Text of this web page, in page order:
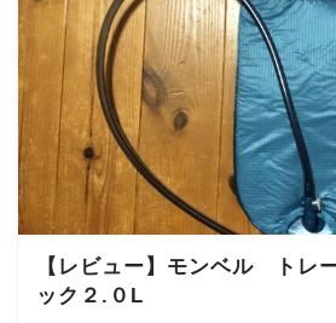
【レビュー】モンベル トレ
ック２.０L